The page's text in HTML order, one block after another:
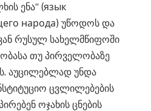
ენა“ (язык
народа) უწოდოს და
რუსულ სახელმწიფოში
თუ პირველობაზე
აუცილებლად უნდა
ცვლილებების
ოჯახის ცნების